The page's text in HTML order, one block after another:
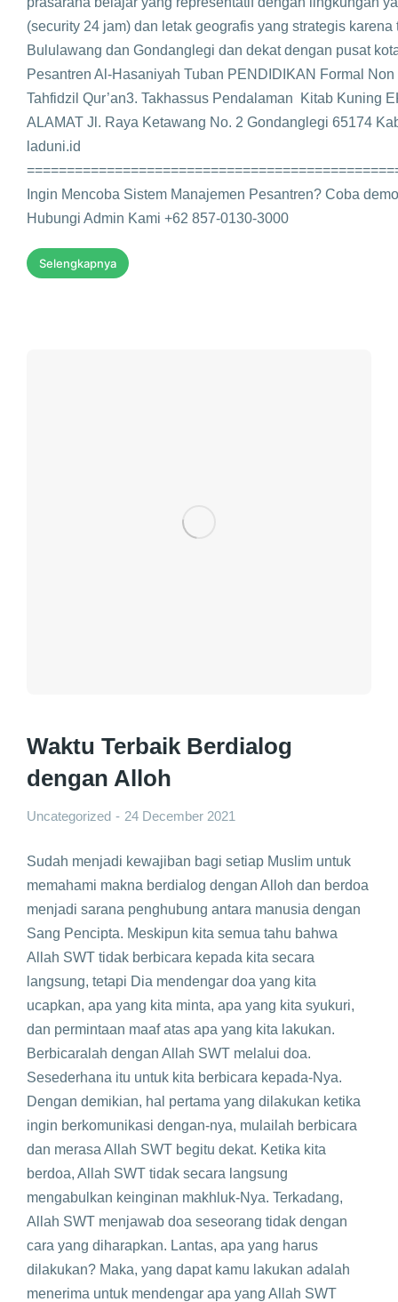
(security 24 jam) dan letak geografis yang strategis
Bululawang dan Gondanglegi dan dekat dengan pusat
Pesantren Al-Hasaniyah Tuban PENDIDIKAN Formal
Tahfidzil Qur’an3. Takhassus Pendalaman Kitab Kuning
ALAMAT Jl. Raya Ketawang No. 2 Gondanglegi 65174
laduni.id
Ingin Mencoba Sistem Manajemen Pesantren? Coba
Hubungi Admin Kami +62 857-0130-3000
Selengkapnya
Waktu Terbaik Berdialog
dengan Alloh
Uncategorized 24 December 2021
Sudah menjadi kewajiban bagi setiap Muslim untuk
memahami makna berdialog dengan Alloh dan berdoa
menjadi sarana penghubung antara manusia dengan
Sang Pencipta. Meskipun kita semua tahu bahwa
Allah SWT tidak berbicara kepada kita secara
langsung, tetapi Dia mendengar doa yang kita
ucapkan, apa yang kita minta, apa yang kita syukuri,
dan permintaan maaf atas apa yang kita lakukan.
Berbicaralah dengan Allah SWT melalui doa.
Sesederhana itu untuk kita berbicara kepada-Nya.
Dengan demikian, hal pertama yang dilakukan ketika
ingin berkomunikasi dengan-nya, mulailah berbicara
dan merasa Allah SWT begitu dekat. Ketika kita
berdoa, Allah SWT tidak secara langsung
mengabulkan keinginan makhluk-Nya. Terkadang,
Allah SWT menjawab doa seseorang tidak dengan
cara yang diharapkan. Lantas, apa yang harus
dilakukan? Maka, yang dapat kamu lakukan adalah
menerima untuk mendengar apa yang Allah SWT